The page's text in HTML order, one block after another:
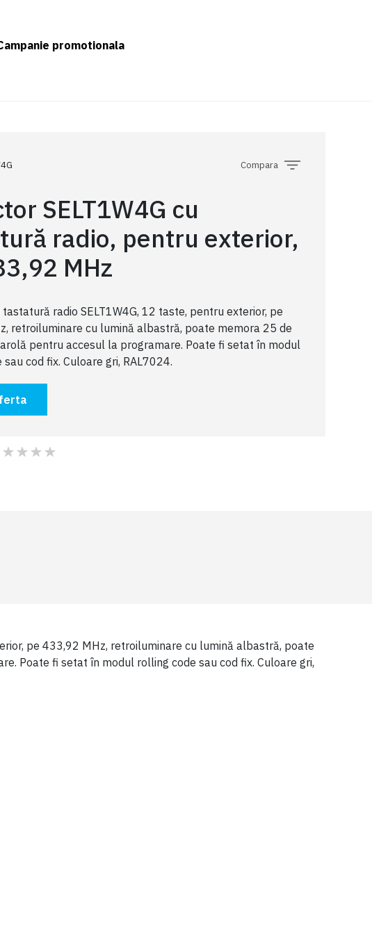
promotionala
Compara
SELT1W4G cu
radio, pentru exterior,
MHz
radio SELT1W4G, 12 taste, pentru exterior, pe
retroiluminare cu lumină albastră, poate memora 25 de
pentru accesul la programare. Poate fi setat în modul
cod fix. Culoare gri, RAL7024.
pe 433,92 MHz, retroiluminare cu lumină albastră, poate
Poate fi setat în modul rolling code sau cod fix. Culoare gri,